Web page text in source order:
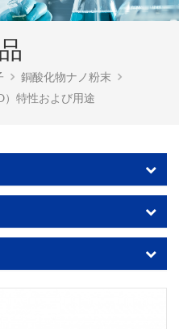
銅酸化物ナノ粉末
）特性および用途